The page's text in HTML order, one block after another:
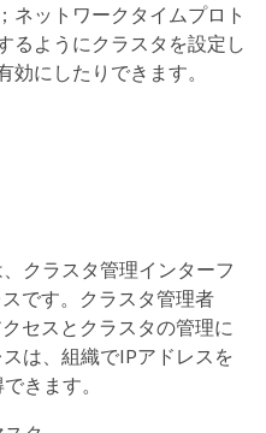
ネットワークタイムプロト
るようにクラスタを設定し
にしたりできます。
クラスタ管理インターフ
です。クラスタ管理者
セスとクラスタの管理に
は、組織でIPアドレスを
きます。